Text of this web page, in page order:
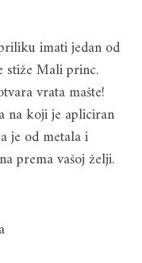
imati jedan od
stiže Mali princ.
vrata mašte!
na koji je apliciran
je od metala i
prema vašoj želji.